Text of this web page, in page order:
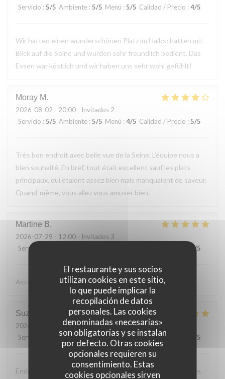
El restaurante y sus socios
utilizan cookies en este sitio,
lo que puede implicar la
recopilación de datos
personales. Las cookies
denominadas «necesarias»
son obligatorias y se instalan
por defecto. Otras cookies
opcionales requieren su
consentimiento. Estas
cookies opcionales sirven
Servicio : 5/5 Ambiente : 5/5 Menú : 5/5 Calidad / Precio : 4/5
Wir hatten einen wunderschönen Platz im Halbschatten mit
Blick auf die Seine und wurden sehr freundlich bedient. Das
Essen war köstlich und wir haben uns sehr wohl gefühlt!
Moray M
2026-08-02 - 20:00 - Invitados 2
Servicio : 5/5 Ambiente : 5/5 Menú : 4/5 Calidad / Precio : 5/5
Très bon endroit avec belle vue de la Seine. L'équipe nous a
bien souhaité. En bref, tout était excellent sauf les plats
principaux, qui étaient assez bien mais manquaient de saveur.
Quand-même, vous allez vous amuser bien.
Martine B
2026-07-29 - 12:00 - Invitados 3
Servicio
/5
Accueil très sympa, très bon repas
Suzanne
2026-07-26
- 12:30 - Invitados 2
Servicio
Ambiente: 5/5 Menú : 5/5 Calidad / Precio /5
Endroit tres accueillant, service efficace, personnel aimable,